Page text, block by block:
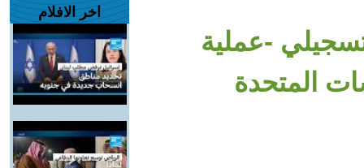
-عملية
المتحدة
اخر الافلام